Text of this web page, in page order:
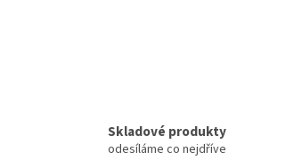
Skladové produkty
odesíláme co nejdříve